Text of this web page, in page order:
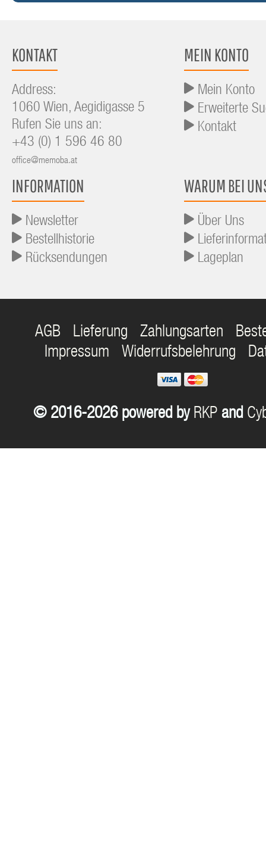
KONTAKT
Address:
1060 Wien, Aegidigasse 5
Rufen Sie uns an:
+43 (0) 1 596 46 80
office@memoba.at
MEIN KONTO
Mein Konto
Erweiterte
Kontakt
INFORMATION
Newsletter
Bestellhistorie
Rücksendungen
WARUM BEI
Über Uns
Lageplan
AGB Lieferung Zahlungsarten
Impressum
Widerrufsbelehrung
© 2016-2026 powered by RKP and